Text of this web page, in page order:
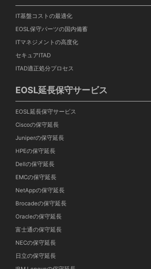
IT基盤コストの最適化
EOSL保守パーツの国内備蓄
ITマネジメントの高度化
セキュアITAD
ITAD適正処分プロセス
EOSL延長保守サービス
EOSL延長保守サービス
Ciscoの保守延長
Juniperの保守延長
HPEの保守延長
Dellの保守延長
EMCの保守延長
NetAppの保守延長
Brocadeの保守延長
Oracleの保守延長
富士通の保守延長
NECの保守延長
日立の保守延長